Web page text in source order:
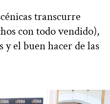
transcurre
con todo vendido),
el buen hacer de las